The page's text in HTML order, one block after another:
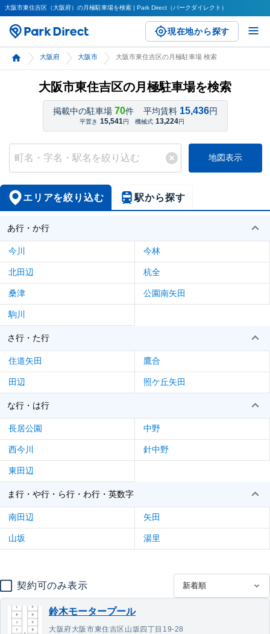
大阪市東住吉区（大阪府）の月極駐車場を検索 | Park Direct（パークダイレクト）
現在地から探す
大阪府 大阪市 大阪市東住吉区の月極駐車場 検索
大阪市東住吉区の月極駐車場を検索
掲載中の駐車場 70件 平均賃料 15,436円
平置き 15,541円 機械式 13,224円
地図表示
エリアを絞り込む 駅から探す
あ行・か行
今川 今林
北田辺 杭全
桑津 公園南矢田
駒川
さ行・た行
住道矢田 鷹合
田辺 照ケ丘矢田
な行・は行
長居公園 中野
西今川 針中野
東田辺
ま行・や行・ら行・わ行・英数字
南田辺 矢田
山坂 湯里
契約可のみ表示
鈴木モータープール
大阪府大阪市東住吉区山坂四丁目19-28